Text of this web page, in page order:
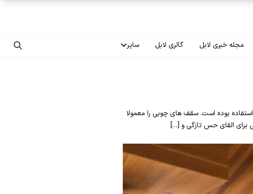
مجله خبری لابل گالری لابل سایر
فرصت‌های شغلی
بوده است. سقف های چوبی را معمولا
برای القای حس تازگی و […]